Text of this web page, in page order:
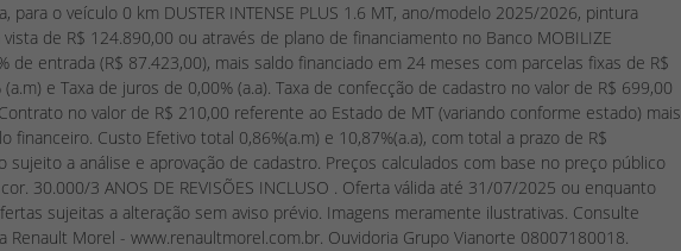
para o veículo 0 km DUSTER INTENSE PLUS 1.6 MT, ano/modelo 2025/2026, pintura
vista de R$ 124.890,00 ou através de plano de financiamento no Banco MOBILIZE
de entrada (R$ 87.423,00), mais saldo financiado em 24 meses com parcelas fixas de R$
e Taxa de juros de 0,00% (a.a). Taxa de confecção de cadastro no valor de R$ 699,00
no valor de R$ 210,00 referente ao Estado de MT (variando conforme estado) mais
financeiro. Custo Efetivo total 0,86%(a.m) e 10,87%(a.a), com total a prazo de R$
sujeito a análise e aprovação de cadastro. Preços calculados com base no preço público
30.000/3 ANOS DE REVISÕES INCLUSO . Oferta válida até 31/07/2025 ou enquanto
sujeitas a alteração sem aviso prévio. Imagens meramente ilustrativas. Consulte
Renault Morel - www.renaultmorel.com.br. Ouvidoria Grupo Vianorte 08007180018.